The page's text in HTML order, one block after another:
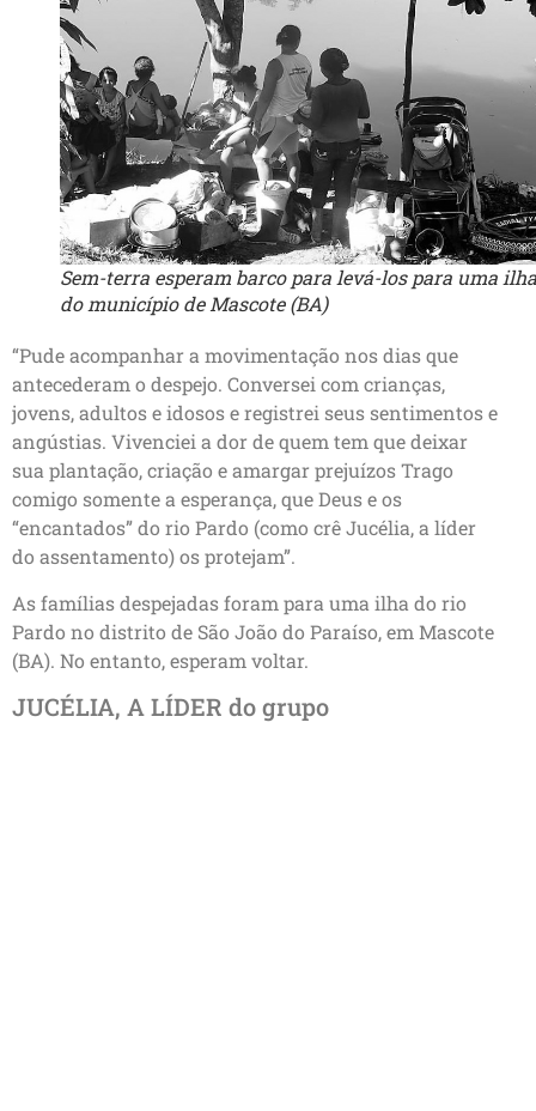
Sem-terra esperam barco para levá-los para uma ilha
do município de Mascote (BA)
“Pude acompanhar a movimentação nos dias que
antecederam o despejo. Conversei com crianças,
jovens, adultos e idosos e registrei seus sentimentos e
angústias. Vivenciei a dor de quem tem que deixar
sua plantação, criação e amargar prejuízos Trago
comigo somente a esperança, que Deus e os
“encantados” do rio Pardo (como crê Jucélia, a líder
do assentamento) os protejam”.
As famílias despejadas foram para uma ilha do rio
Pardo no distrito de São João do Paraíso, em Mascote
(BA). No entanto, esperam voltar.
JUCÉLIA, A LÍDER do grupo